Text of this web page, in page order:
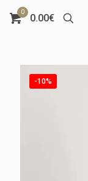
0
0.00€
-10%